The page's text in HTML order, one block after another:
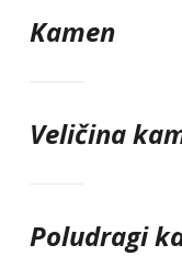
Kamen
Veličina
Poludragi